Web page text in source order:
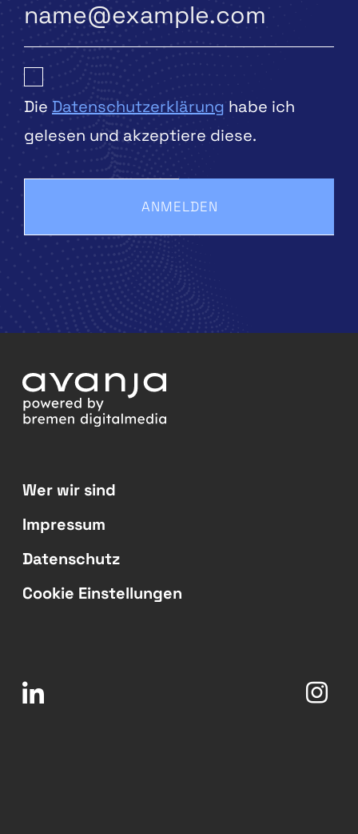
Die Datenschutzerklärung habe ich
gelesen und akzeptiere diese.
ANMELDEN
Wer wir sind
Impressum
Datenschutz
Cookie Einstellungen